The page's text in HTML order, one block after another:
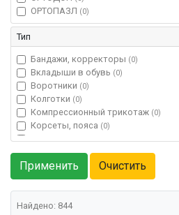
ОРТОПАЗЛ (0)
Тип
Бандажи, корректоры (0)
Вкладыши в обувь (0)
Воротники (0)
Колготки (0)
Компрессионный трикотаж (0)
Корсеты, пояса (0)
Матрасы(0)
Наколенники
Ортопедические коврики(0)
Пояса противогрыжевые(0)
Рукава и перчатки
Найдено: 844